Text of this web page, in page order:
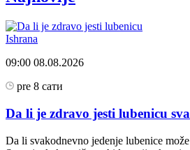
Ishrana
09:00 08.08.2026
pre 8 сати
Da li je zdravo jesti lubenicu
Da li svakodnevno jedenje lubenice